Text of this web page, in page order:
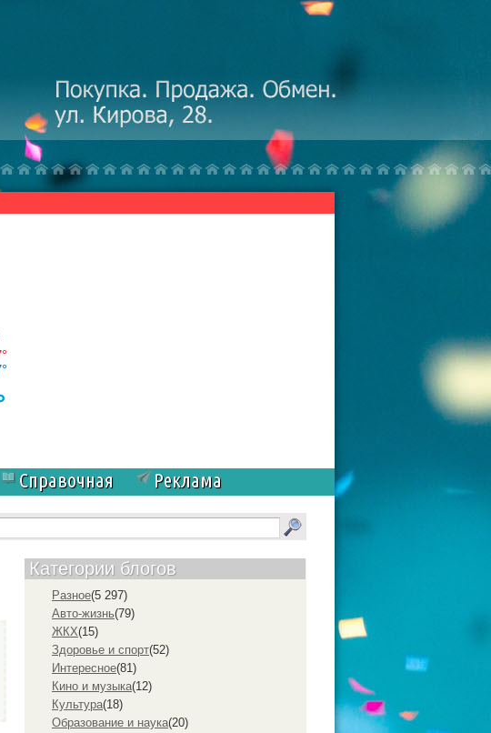
Справочная
Реклама
Категории блогов
Разное(5 297)
Авто-жизнь(79)
ЖКХ(15)
Здоровье и спорт(52)
Интересное(81)
Кино и музыка(12)
Культура(18)
Образование и наука(20)